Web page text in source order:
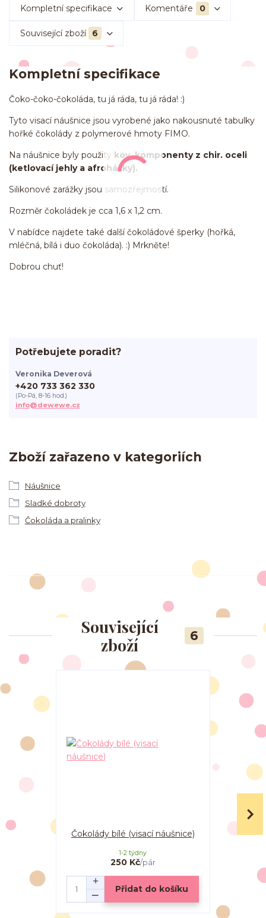
Kompletní specifikace Komentáře 0
Související zboží 6
Kompletní specifikace
Čoko-čoko-čokoláda, tu já ráda, tu já ráda! :)
Tyto visací náušnice jsou vyrobené jako nakousnuté tabulky
hořké čokolády z polymerové hmoty FIMO.
Na náušnice byly použity kov. komponenty z chir. oceli
(ketlovací jehly a afroháčky).
Silikonové zarážky jsou samozřejmostí.
Rozměr čokoládek je cca 1,6 x 1,2 cm.
V nabídce najdete také další čokoládové šperky (hořká,
mléčná, bílá i duo čokoláda). :) Mrkněte!
Dobrou chuť!
Zboží zařazeno v kategoriích
Náušnice
Sladké dobroty
Čokoláda a pralinky
Potřebujete poradit?
Veronika Deverová
+420 733 362 330
(Po-Pá, 8-16 hod.)
info@dewewe.cz
Související
zboží
6
Čokolády bílé (visací náušnice)
250 Kč/pár
1-2 týdny
Přidat do košíku